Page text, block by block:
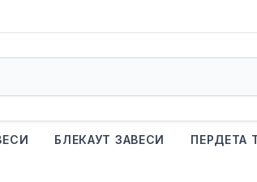
БЛЕКАУТ ЗАВЕСИ ПЕРДЕТА